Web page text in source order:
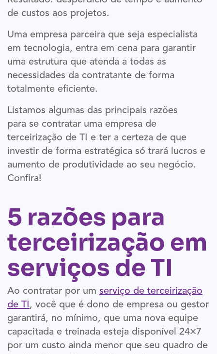
de custos aos projetos.
Uma empresa parceira que seja especialista
em tecnologia, entra em cena para garantir
uma estrutura que atenda a todas as
necessidades da contratante de forma
totalmente eficiente.
Listamos algumas das principais razões
para se contratar uma empresa de
terceirização de TI e ter a certeza de que
investir de forma estratégica só trará lucros e
aumento de produtividade ao seu negócio.
Confira!
5 razões para
terceirização em
serviços de TI
Ao contratar por um serviço de terceirização
de TI, você que é dono de empresa ou gestor
garantirá, no mínimo, que uma nova equipe
capacitada e treinada esteja disponível 24×7
por um custo ainda menor que seu quadro de